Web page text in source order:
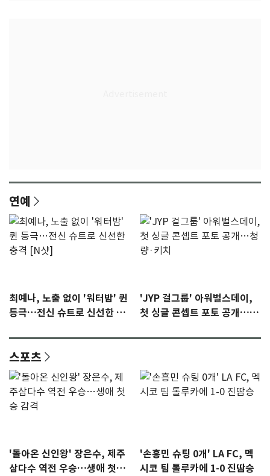
연예
최예나, 노출 없이 '워터밤' 퀸
등극…전신 슈트로 신선한 충
'JYP 걸그룹' 아워벌스데이,
첫 싱글 콘셉트 포토 공개…청
스포츠
'돌아온 신인왕' 장은수, 제주
삼다수 역전 우승…생애 첫승
'손흥민 슈팅 0개' LA FC, 멕
시코 팀 톨루카에 1-0 진땀승